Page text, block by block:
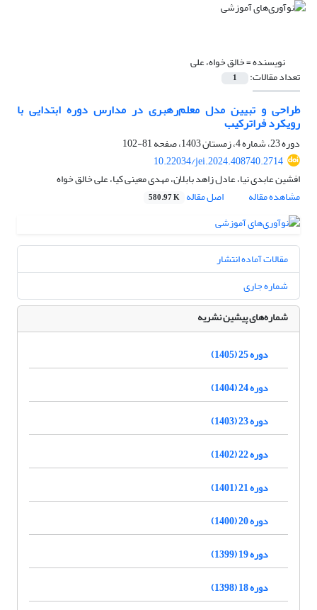
نویسنده =خالق خواه، علی
تعداد مقالات: 1
طراحی و تبیین مدل معلم‌رهبری در مدارس دوره ابتدایی با
رویکرد فراترکیب
دوره 23، شماره 4، زمستان 1403، صفحه
81-102
10.22034/jei.2024.408740.2714
افشین عابدی نیا، عادل زاهد بابلان، مهدی معینی کیا، علی خالق خواه
مشاهده مقاله
اصل مقاله 580.97 K
مقالات آماده انتشار
شماره جاری
شماره‌های پیشین نشریه
دوره 25 (1405)
دوره 24 (1404)
دوره 23 (1403)
دوره 22 (1402)
دوره 21 (1401)
دوره 20 (1400)
دوره 19 (1399)
دوره 18 (1398)